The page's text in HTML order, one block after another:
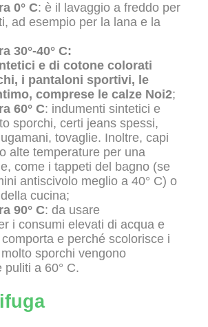
0° C: è il lavaggio a freddo per
ad esempio per la lana e la
30°-40° C:
e di cotone colorati
i pantaloni sportivi, le
comprese le calze Noi2;
60° C: indumenti sintetici e
sporchi, certi jeans spessi,
tovaglie. Inoltre, capi
alte temperature per una
come i tappeti del bagno (se
antiscivolo meglio a 40° C) o
cucina;
90° C: da usare
i consumi elevati di acqua e
e perché scolorisce i
sporchi vengono
puliti a 60° C.